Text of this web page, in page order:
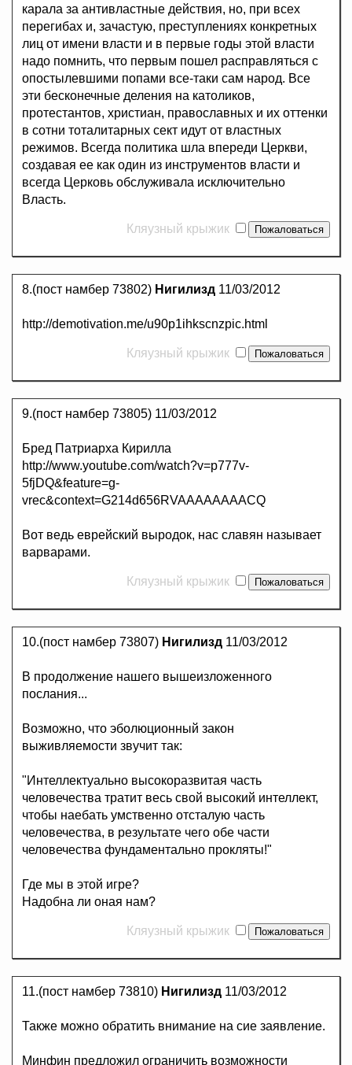
карала за антивластные действия, но, при всех
перегибах и, зачастую, преступлениях конкретных
лиц от имени власти и в первые годы этой власти
надо помнить, что первым пошел расправляться с
опостылевшими попами все-таки сам народ. Все
эти бесконечные деления на католиков,
протестантов, христиан, православных и их оттенки
в сотни тоталитарных сект идут от властных
режимов. Всегда политика шла впереди Церкви,
создавая ее как один из инструментов власти и
всегда Церковь обслуживала исключительно
Власть.
Кляузный крыжик
8.(пост намбер 73802) Нигилизд 11/03/2012
http://demotivation.me/u90p1ihkscnzpic.html
Кляузный крыжик
9.(пост намбер 73805) 11/03/2012
Бред Патриарха Кирилла
http://www.youtube.com/watch?v=p777v-
5fjDQ&feature=g-
vrec&context=G214d656RVAAAAAAAACQ
Вот ведь еврейский выродок, нас славян называет
варварами.
Кляузный крыжик
10.(пост намбер 73807) Нигилизд 11/03/2012
В продолжение нашего вышеизложенного
послания...
Возможно, что эболюционный закон
выживляемости звучит так:
"Интеллектуально высокоразвитая часть
человечества тратит весь свой высокий интеллект,
чтобы наебать умственно отсталую часть
человечества, в результате чего обе части
человечества фундаментально прокляты!"
Где мы в этой игре?
Надобна ли оная нам?
Кляузный крыжик
11.(пост намбер 73810) Нигилизд 11/03/2012
Также можно обратить внимание на сие заявление.
Минфин предложил ограничить возможности